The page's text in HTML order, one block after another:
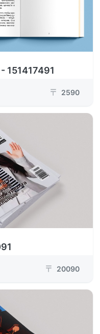
151417491
₸ 2590
₸ 20090